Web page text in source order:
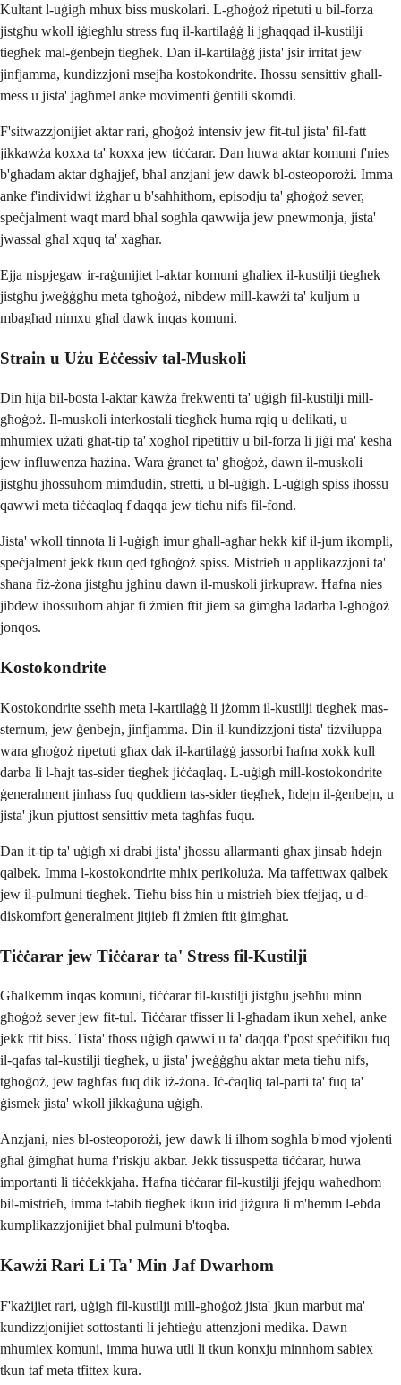
Kultant l-uġigħ mhux biss muskolari. L-għoġoż ripetuti u bil-forza
jistgħu wkoll iġiegħlu stress fuq il-kartilaġġ li jgħaqqad il-kustilji
tiegħek mal-ġenbejn tiegħek. Dan il-kartilaġġ jista' jsir irritat jew
jinfjamma, kundizzjoni msejħa kostokondrite. Iħossu sensittiv għall-
mess u jista' jagħmel anke movimenti ġentili skomdi.
F'sitwazzjonijiet aktar rari, għoġoż intensiv jew fit-tul jista' fil-fatt
jikkawża koxxa ta' koxxa jew tiċċarar. Dan huwa aktar komuni f'nies
b'għadam aktar dgħajjef, bħal anzjani jew dawk bl-osteoporożi. Imma
anke f'individwi iżgħar u b'saħħithom, episodju ta' għoġoż sever,
speċjalment waqt mard bħal sogħla qawwija jew pnewmonja, jista'
jwassal għal xquq ta' xagħar.
Ejja nispjegaw ir-raġunijiet l-aktar komuni għaliex il-kustilji tiegħek
jistgħu jweġġgħu meta tgħoġoż, nibdew mill-kawżi ta' kuljum u
mbagħad nimxu għal dawk inqas komuni.
Strain u Użu Eċċessiv tal-Muskoli
Din hija bil-bosta l-aktar kawża frekwenti ta' uġigħ fil-kustilji mill-
għoġoż. Il-muskoli interkostali tiegħek huma rqiq u delikati, u
mhumiex użati għat-tip ta' xogħol ripetittiv u bil-forza li jiġi ma' kesħa
jew influwenza ħażina. Wara ġranet ta' għoġoż, dawn il-muskoli
jistgħu jħossuhom mimdudin, stretti, u bl-uġigħ. L-uġigħ spiss iħossu
qawwi meta tiċċaqlaq f'daqqa jew tieħu nifs fil-fond.
Jista' wkoll tinnota li l-uġigħ imur għall-agħar hekk kif il-jum ikompli,
speċjalment jekk tkun qed tgħoġoż spiss. Mistrieħ u applikazzjoni ta'
sħana fiż-żona jistgħu jgħinu dawn il-muskoli jirkupraw. Ħafna nies
jibdew iħossuhom aħjar fi żmien ftit jiem sa ġimgħa ladarba l-għoġoż
jonqos.
Kostokondrite
Kostokondrite sseħħ meta l-kartilaġġ li jżomm il-kustilji tiegħek mas-
sternum, jew ġenbejn, jinfjamma. Din il-kundizzjoni tista' tiżviluppa
wara għoġoż ripetuti għax dak il-kartilaġġ jassorbi ħafna xokk kull
darba li l-ħajt tas-sider tiegħek jiċċaqlaq. L-uġigħ mill-kostokondrite
ġeneralment jinħass fuq quddiem tas-sider tiegħek, ħdejn il-ġenbejn, u
jista' jkun pjuttost sensittiv meta tagħfas fuqu.
Dan it-tip ta' uġigħ xi drabi jista' jħossu allarmanti għax jinsab ħdejn
qalbek. Imma l-kostokondrite mhix perikoluża. Ma taffettwax qalbek
jew il-pulmuni tiegħek. Tieħu biss ħin u mistrieħ biex tfejjaq, u d-
diskomfort ġeneralment jitjieb fi żmien ftit ġimgħat.
Tiċċarar jew Tiċċarar ta' Stress fil-Kustilji
Għalkemm inqas komuni, tiċċarar fil-kustilji jistgħu jseħħu minn
għoġoż sever jew fit-tul. Tiċċarar tfisser li l-għadam ikun xeħel, anke
jekk ftit biss. Tista' tħoss uġigħ qawwi u ta' daqqa f'post speċifiku fuq
il-qafas tal-kustilji tiegħek, u jista' jweġġgħu aktar meta tieħu nifs,
tgħoġoż, jew tagħfas fuq dik iż-żona. Iċ-ċaqliq tal-parti ta' fuq ta'
ġismek jista' wkoll jikkaġuna uġigħ.
Anzjani, nies bl-osteoporożi, jew dawk li ilhom sogħla b'mod vjolenti
għal ġimgħat huma f'riskju akbar. Jekk tissuspetta tiċċarar, huwa
importanti li tiċċekkjaha. Ħafna tiċċarar fil-kustilji jfejqu waħedhom
bil-mistrieħ, imma t-tabib tiegħek ikun irid jiżgura li m'hemm l-ebda
kumplikazzjonijiet bħal pulmuni b'toqba.
Kawżi Rari Li Ta' Min Jaf Dwarhom
F'każijiet rari, uġigħ fil-kustilji mill-għoġoż jista' jkun marbut ma'
kundizzjonijiet sottostanti li jeħtieġu attenzjoni medika. Dawn
mhumiex komuni, imma huwa utli li tkun konxju minnhom sabiex
tkun taf meta tfittex kura.